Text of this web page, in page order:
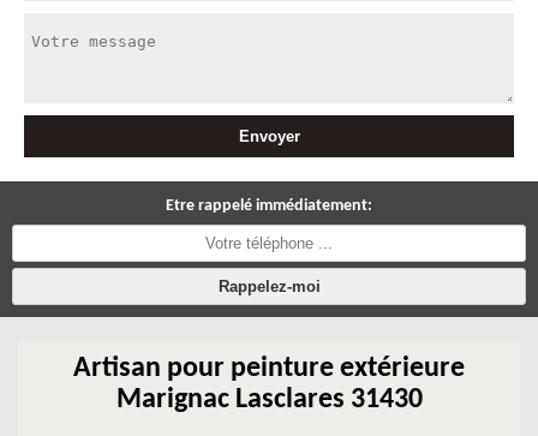
Etre rappelé immédiatement:
Artisan pour peinture extérieure
Marignac Lasclares 31430